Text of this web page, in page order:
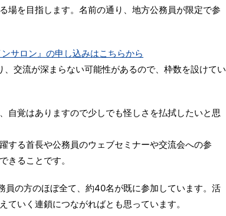
場を目指します。名前の通り、地方公務員が限定で参
サロン』の申し込みはこちらから
交流が深まらない可能性があるので、枠数を設けてい
覚はありますので少しでも怪しさを払拭したいと思
る首長や公務員のウェブセミナーや交流会への参
きることです。
の方のほぼ全て、約40名が既に参加しています。活
いく連鎖につながればとも思っています。